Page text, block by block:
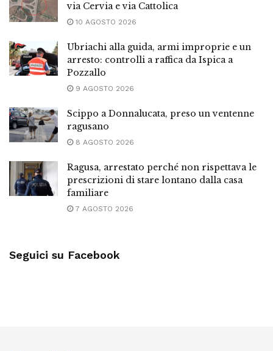
via Cervia e via Cattolica
10 AGOSTO 2026
Ubriachi alla guida, armi improprie e un
arresto: controlli a raffica da Ispica a
Pozzallo
9 AGOSTO 2026
Scippo a Donnalucata, preso un ventenne
ragusano
8 AGOSTO 2026
Ragusa, arrestato perché non rispettava le
prescrizioni di stare lontano dalla casa
familiare
7 AGOSTO 2026
Seguici su Facebook